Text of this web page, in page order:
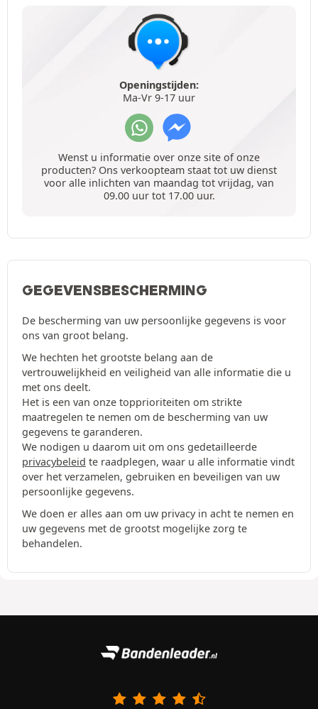
Openingstijden:
Ma-Vr 9-17 uur
Wenst u informatie over onze site of onze
producten? Ons verkoopteam staat tot uw dienst
voor alle inlichten van maandag tot vrijdag, van
09.00 uur tot 17.00 uur.
GEGEVENSBESCHERMING
De bescherming van uw persoonlijke gegevens is voor
ons van groot belang.
We hechten het grootste belang aan de
vertrouwelijkheid en veiligheid van alle informatie die u
met ons deelt.
Het is een van onze topprioriteiten om strikte
maatregelen te nemen om de bescherming van uw
gegevens te garanderen.
We nodigen u daarom uit om ons gedetailleerde
privacybeleid te raadplegen, waar u alle informatie vindt
over het verzamelen, gebruiken en beveiligen van uw
persoonlijke gegevens.
We doen er alles aan om uw privacy in acht te nemen en
uw gegevens met de grootst mogelijke zorg te
behandelen.